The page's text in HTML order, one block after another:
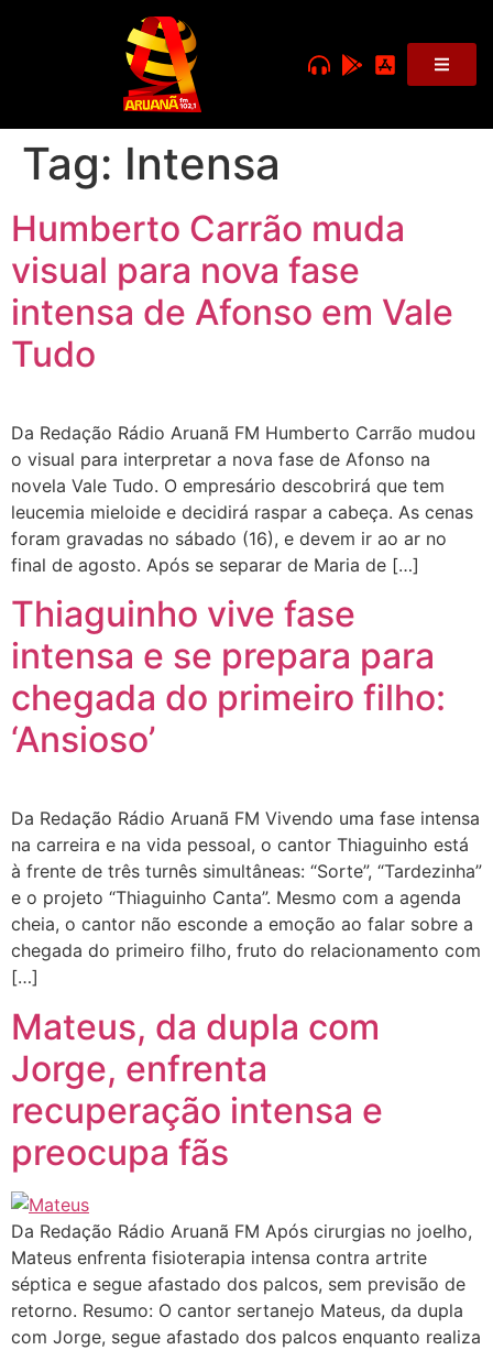
Tag: Intensa
Humberto Carrão muda
visual para nova fase
intensa de Afonso em Vale
Tudo
Da Redação Rádio Aruanã FM Humberto Carrão mudou
o visual para interpretar a nova fase de Afonso na
novela Vale Tudo. O empresário descobrirá que tem
leucemia mieloide e decidirá raspar a cabeça. As cenas
foram gravadas no sábado (16), e devem ir ao ar no
final de agosto. Após se separar de Maria de […]
Thiaguinho vive fase
intensa e se prepara para
chegada do primeiro filho:
‘Ansioso’
Da Redação Rádio Aruanã FM Vivendo uma fase intensa
na carreira e na vida pessoal, o cantor Thiaguinho está
à frente de três turnês simultâneas: “Sorte”, “Tardezinha”
e o projeto “Thiaguinho Canta”. Mesmo com a agenda
cheia, o cantor não esconde a emoção ao falar sobre a
chegada do primeiro filho, fruto do relacionamento com
[…]
Mateus, da dupla com
Jorge, enfrenta
recuperação intensa e
preocupa fãs
Da Redação Rádio Aruanã FM Após cirurgias no joelho,
Mateus enfrenta fisioterapia intensa contra artrite
séptica e segue afastado dos palcos, sem previsão de
retorno. Resumo: O cantor sertanejo Mateus, da dupla
com Jorge, segue afastado dos palcos enquanto realiza